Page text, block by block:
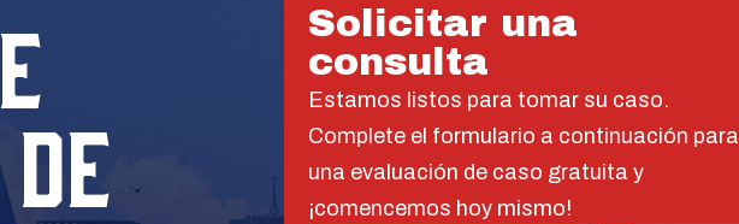
Solicitar una
consulta
Estamos listos para tomar su caso.
Complete el formulario a continuación para
una evaluación de caso gratuita y
¡comencemos hoy mismo!